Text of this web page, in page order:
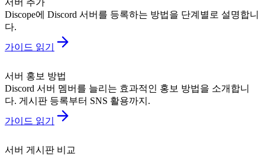
서버 추가
Discope에 Discord 서버를 등록하는 방법을 단계별로 설명합니
다.
가이드 읽기
서버 홍보 방법
Discord 서버 멤버를 늘리는 효과적인 홍보 방법을 소개합니
다. 게시판 등록부터 SNS 활용까지.
가이드 읽기
서버 게시판 비교